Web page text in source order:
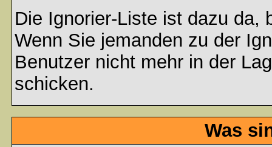
Die Ignorier-Liste ist dazu da,
Wenn Sie jemanden zu der
Benutzer nicht mehr in der
schicken.
Was